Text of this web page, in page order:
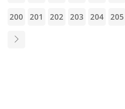
200 201 202 203 204 205